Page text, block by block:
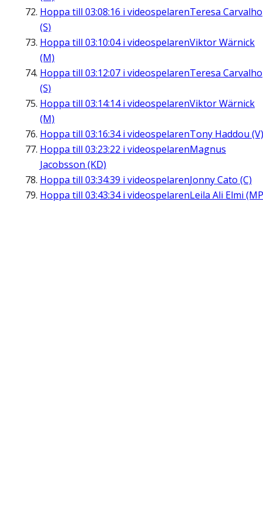
Hoppa till 03:08:16 i videospelarenTeresa Carvalho
(S)
Hoppa till 03:10:04i videospelarenViktor Wärnick
(M)
Hoppa till 03:12:07 i videospelarenTeresa Carvalho
(S)
Hoppa till 03:14:14i videospelarenViktor Wärnick
(M)
Hoppa till 03:16:34i videospelarenTony Haddou (V)
Hoppa till 03:23:22 i videospelarenMagnus
Jacobsson (KD)
Hoppa till 03:34:39 i videospelarenJonny Cato (C)
Hoppa till 03:43:34i videospelarenLeila Ali Elmi